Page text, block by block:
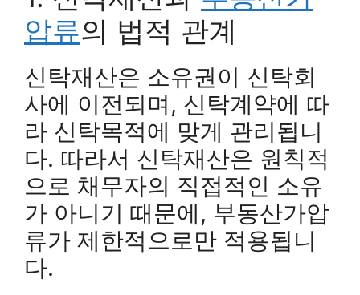
압류의 법적 관계
신탁재산은 소유권이 신탁회
사에 이전되며, 신탁계약에 따
라 신탁목적에 맞게 관리됩니
다. 따라서 신탁재산은 원칙적
으로 채무자의 직접적인 소유
가 아니기 때문에, 부동산가압
류가 제한적으로만 적용됩니
다.